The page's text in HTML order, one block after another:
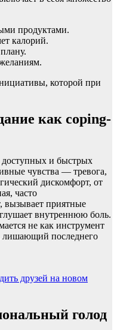
продуктами.
калорий.
которой при
как coping-
доступных и быстрых
чувства — тревога,
дискомфорт, от
часто
вызывает приятные
внутреннюю боль.
не как инструмент
лишающий последнего
друзей на новом
голод